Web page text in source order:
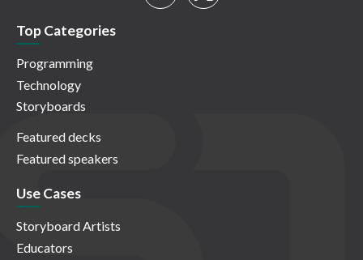
Top Categories
Programming
Technology
Storyboards
Featured decks
Featured speakers
Use Cases
Storyboard Artists
Educators